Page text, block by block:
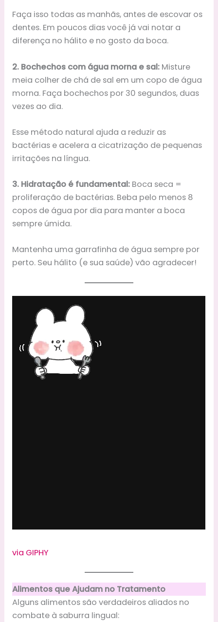
Faça isso todas as manhãs, antes de escovar os
dentes. Em poucos dias você já vai notar a
diferença no hálito e no gosto da boca.
2. Bochechos com água morna e sal: Misture
meia colher de chá de sal em um copo de água
morna. Faça bochechos por 30 segundos, duas
vezes ao dia.
Esse método natural ajuda a reduzir as
bactérias e acelera a cicatrização de pequenas
irritações na língua.
3. Hidratação é fundamental: Boca seca =
proliferação de bactérias. Beba pelo menos 8
copos de água por dia para manter a boca
sempre úmida.
Mantenha uma garrafinha de água sempre por
perto. Seu hálito (e sua saúde) vão agradecer!
via GIPHY
Alimentos que Ajudam no Tratamento
Alguns alimentos são verdadeiros aliados no
combate à saburra lingual: